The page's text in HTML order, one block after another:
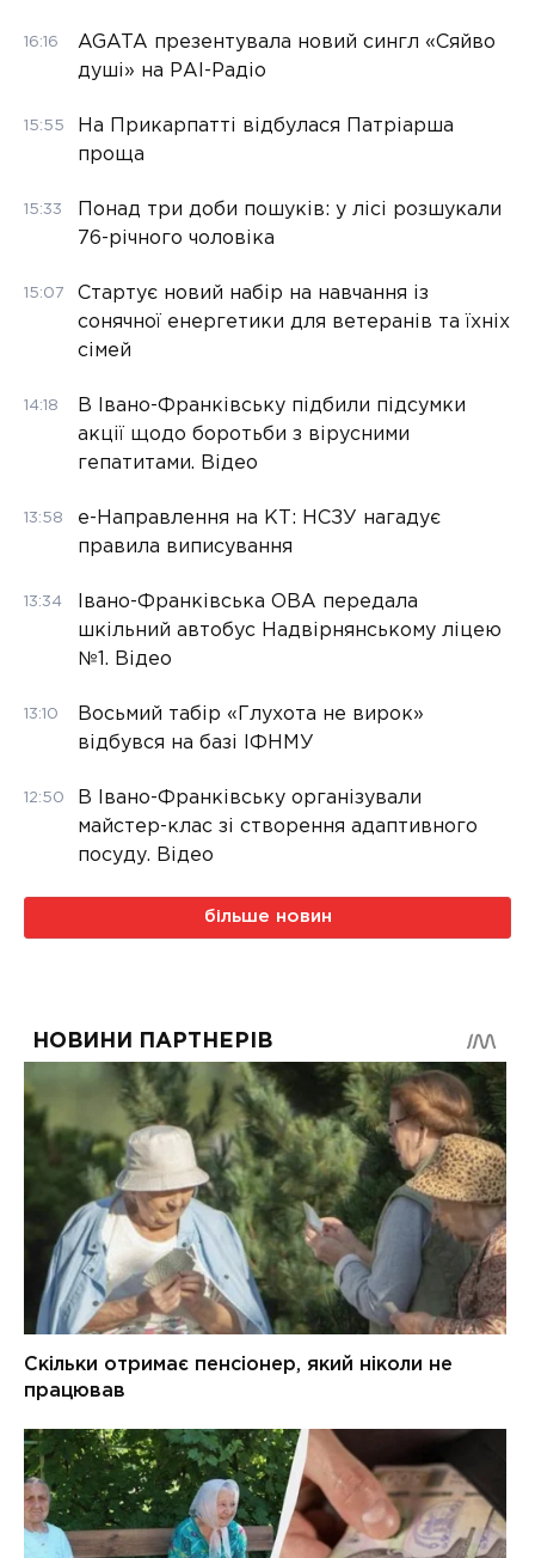
16:16
AGATA презентувала новий сингл «Сяйво
душі» на РАІ-Радіо
15:55
На Прикарпатті відбулася Патріарша
проща
15:33
Понад три доби пошуків: у лісі розшукали
76-річного чоловіка
15:07
Стартує новий набір на навчання із
сонячної енергетики для ветеранів та їхніх
сімей
14:18
В Івано-Франківську підбили підсумки
акції щодо боротьби з вірусними
гепатитами. Відео
13:58
е-Направлення на КТ: НСЗУ нагадує
правила виписування
13:34
Івано-Франківська ОВА передала
шкільний автобус Надвірнянському ліцею
№1. Відео
13:10
Восьмий табір «Глухота не вирок»
відбувся на базі ІФНМУ
12:50
В Івано-Франківську організували
майстер-клас зі створення адаптивного
посуду. Відео
більше новин